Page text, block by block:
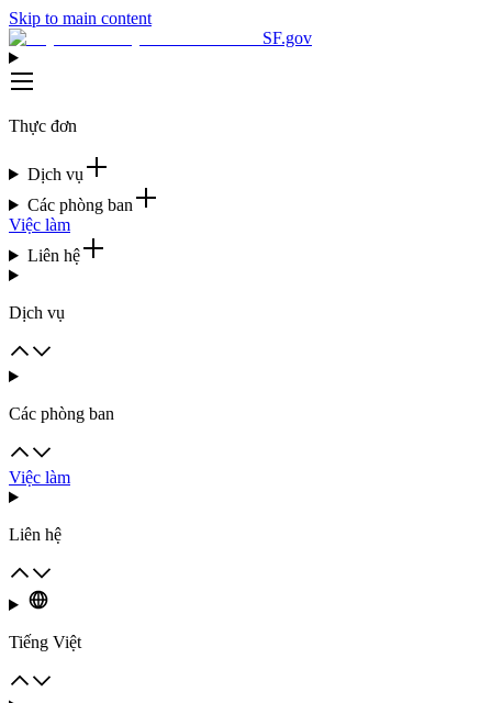
Skip to main content
SF.gov
Thực đơn
Dịch vụ
Các phòng ban
Việc làm
Liên hệ
Dịch vụ
Các phòng ban
Việc làm
Liên hệ
Tiếng Việt